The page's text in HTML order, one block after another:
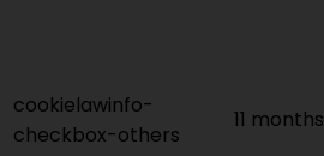
cookielawinfo-
checkbox-others
11 months